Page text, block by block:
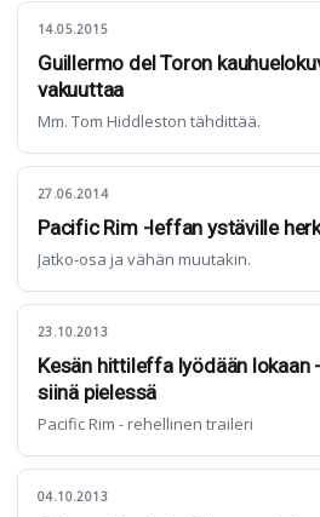
14.05.2015
Guillermo del Toron
vakuuttaa
Mm. Tom Hiddleston tähdittää.
27.06.2014
Pacific Rim -leffan ystäville
Jatko-osa ja vähän muutakin.
23.10.2013
Kesän hittileffa lyödään lokaan
siinä pielessä
Pacific Rim - rehellinen traileri
04.10.2013